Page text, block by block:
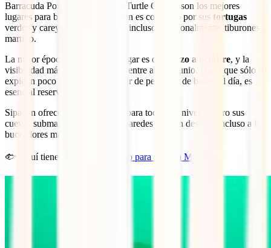
Barracuda Point, South Point y Turtle Cavern son los mejores
lugares para bucear aquí. Sipadan es conocido por sus tortugas
verdes y carey, sus barracudas e incluso, ocasionalmente, tiburones
martillo.
La mejor época para visitar el lugar es de
marzo a octubre, y la
visibilidad más clara se produce entre abril y junio. Dado que sólo se
expiden poco más de un centenar de permisos de buceo al día, es
esencial reservar con antelación.
Sipadan ofrece buceo accesible para todos los niveles, pero sus
cuevas submarinas y verticales paredes pueden desafiar incluso a los
buceadores más experimentados.
🐟 Aquí tienes el seguro perfecto para viajar a Malasia